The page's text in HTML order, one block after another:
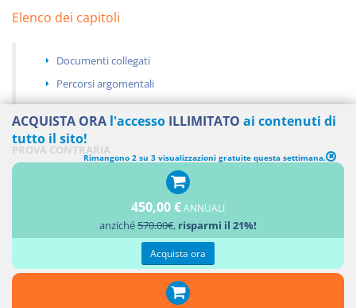
Elenco dei capitoli
Documenti collegati
Percorsi argomentali
PROVA CONTRARIA
ACQUISTA ORA l'accesso ILLIMITATO ai contenuti di
tutto il sito!
Rimangono 2 su 3 visualizzazioni gratuite questa settimana.
450,00 €ANNUALI
anziché570.00€, risparmi il 21%!
Acquista ora